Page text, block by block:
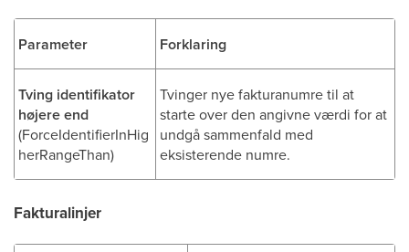
Parameter Forklaring
Tving identifikator
højere end
(ForceIdentifierInHig
herRangeThan)
Tvinger nye fakturanumre til at
starte over den angivne værdi for at
undgå sammenfald med
eksisterende numre.
Fakturalinjer